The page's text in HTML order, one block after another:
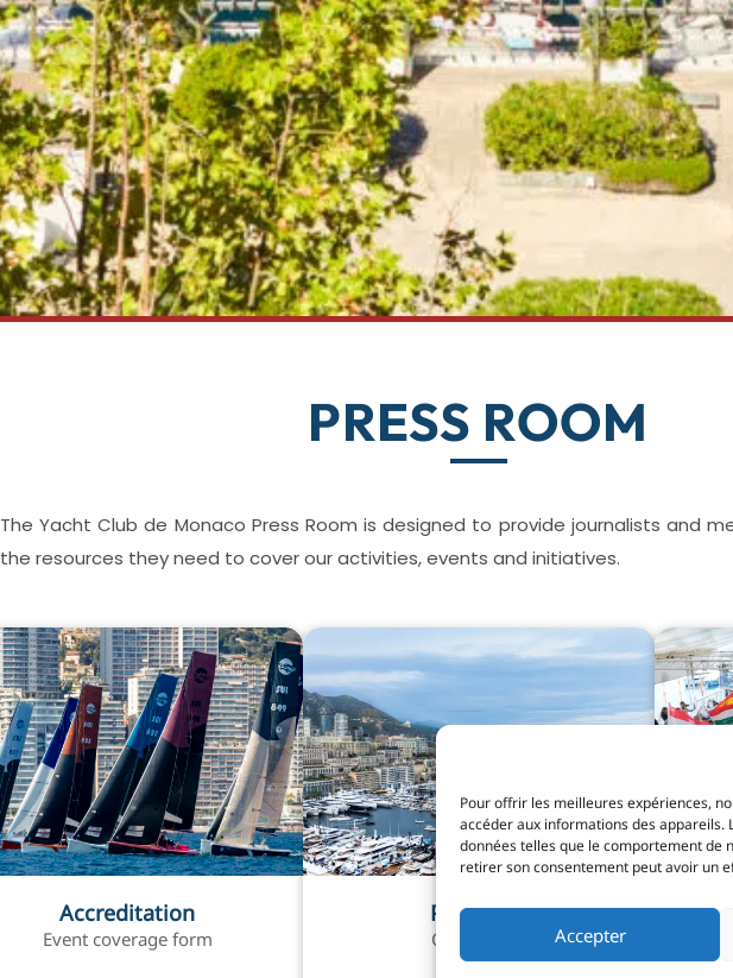
Pour offrir les meilleures expériences,
accéder aux informations des
données telles que le comportement de
retirer son consentement peut avoir un
Accepter
PRESS ROOM
The Yacht Club de Monaco Press Room is designed to provide journalists and
the resources they need to cover our activities, events and initiatives.
Accreditation
Event coverage form
Press kits
Club details